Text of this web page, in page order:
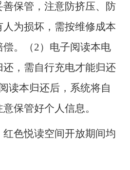
保管，注意防挤压、防
为损坏，需按维修成本
。（2）电子阅读本电
，需自行充电才能归还
读本归还后，系统将自
保管好个人信息。
红色悦读空间开放期间均